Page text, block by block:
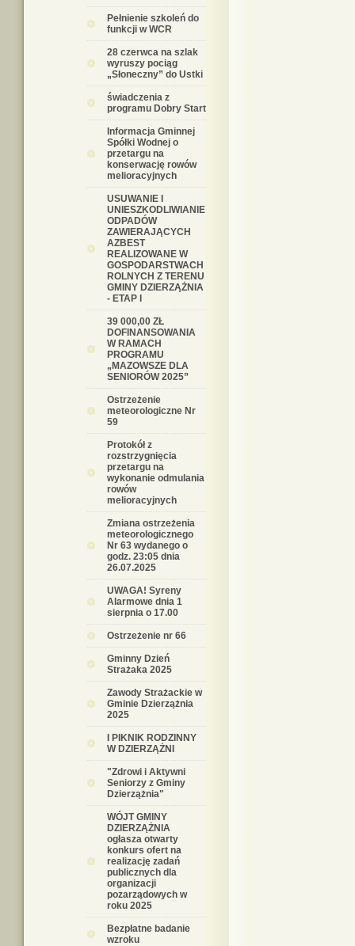
Pełnienie szkoleń do
funkcji w WCR
28 czerwca na szlak
wyruszy pociąg
„Słoneczny” do Ustki
świadczenia z
programu Dobry Start
Informacja Gminnej
Spółki Wodnej o
przetargu na
konserwację rowów
melioracyjnych
USUWANIE I
UNIESZKODLIWIANIE
ODPADÓW
ZAWIERAJĄCYCH
AZBEST
REALIZOWANE W
GOSPODARSTWACH
ROLNYCH Z TERENU
GMINY DZIERZĄŻNIA
- ETAP I
39 000,00 ZŁ
DOFINANSOWANIA
W RAMACH
PROGRAMU
„MAZOWSZE DLA
SENIORÓW 2025”
Ostrzeżenie
meteorologiczne Nr
59
Protokół z
rozstrzygnięcia
przetargu na
wykonanie odmulania
rowów
melioracyjnych
Zmiana ostrzeżenia
meteorologicznego
Nr 63 wydanego o
godz. 23:05 dnia
26.07.2025
UWAGA! Syreny
Alarmowe dnia 1
sierpnia o 17.00
Ostrzeżenie nr 66
Gminny Dzień
Strażaka 2025
Zawody Strażackie w
Gminie Dzierzążnia
2025
I PIKNIK RODZINNY
W DZIERZĄŻNI
"Zdrowi i Aktywni
Seniorzy z Gminy
Dzierzążnia"
WÓJT GMINY
DZIERZĄŻNIA
ogłasza otwarty
konkurs ofert na
realizację zadań
publicznych dla
organizacji
pozarządowych w
roku 2025
Bezpłatne badanie
wzroku